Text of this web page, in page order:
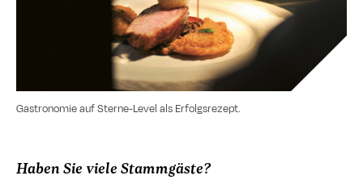
Gastronomie auf Sterne-Level als Erfolgsrezept.
Haben Sie viele Stammgäste?